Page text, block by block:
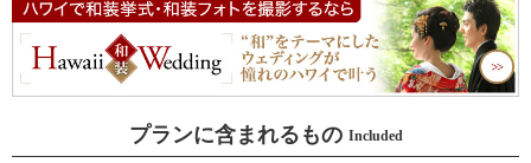
プランに含まれるもの Included